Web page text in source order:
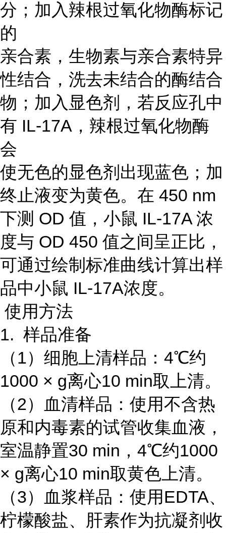
分；加入辣根过氧化物酶标记
的
亲合素，生物素与亲合素特异
性结合，洗去未结合的酶结合
物；加入显色剂，若反应孔中
有 IL-17A，辣根过氧化物酶
会
使无色的显色剂出现蓝色；加
终止液变为黄色。在 450 nm
下测 OD 值，小鼠 IL-17A 浓
度与 OD 450 值之间呈正比，
可通过绘制标准曲线计算出样
品中小鼠 IL-17A浓度。
使用方法
1. 样品准备
（1）细胞上清样品：4℃约
1000 × g离心10 min取上清。
（2）血清样品：使用不含热
原和内毒素的试管收集血液，
室温静置30 min，4℃约1000
× g离心10 min取黄色上清。
（3）血浆样品：使用EDTA、
柠檬酸盐、肝素作为抗凝剂收